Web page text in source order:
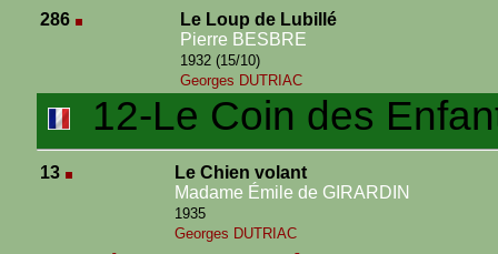
286
Le Loup de Lubillé
Pierre BESBRE
1932 (15/10)
Georges DUTRIAC
12-Le Coin des
13
Le Chien volant
Madame Émile de GIRARDIN
1935
Georges DUTRIAC